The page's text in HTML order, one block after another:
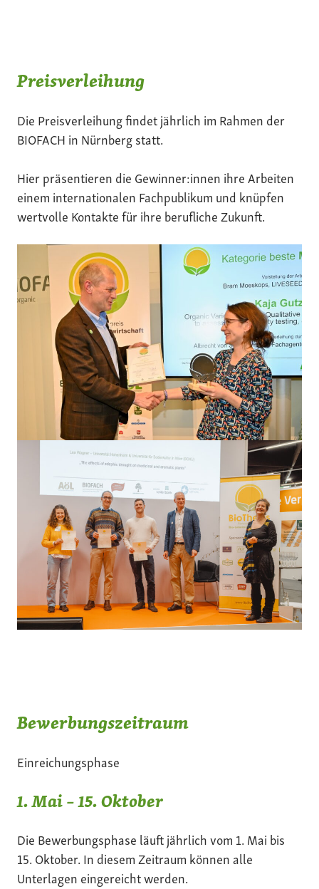
Preisverleihung
Die Preisverleihung findet jährlich im Rahmen der
BIOFACH in Nürnberg statt.
Hier präsentieren die Gewinner:innen ihre Arbeiten
einem internationalen Fachpublikum und knüpfen
wertvolle Kontakte für ihre berufliche Zukunft.
Bewerbungszeitraum
Einreichungsphase
1. Mai – 15. Oktober
Die Bewerbungsphase läuft jährlich vom 1. Mai bis
15. Oktober. In diesem Zeitraum können alle
Unterlagen eingereicht werden.